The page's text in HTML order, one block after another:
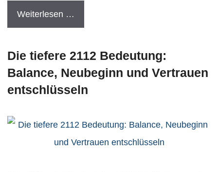
Weiterlesen …
Die tiefere 2112 Bedeutung:
Balance, Neubeginn und Vertrauen
entschlüsseln